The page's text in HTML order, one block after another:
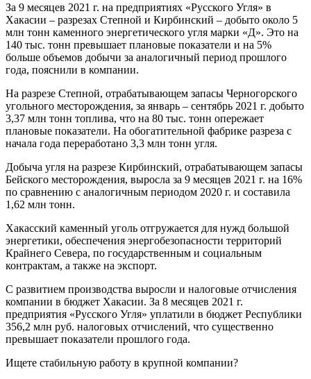
За 9 месяцев 2021 г. на предприятиях «Русского Угля» в
Хакасии – разрезах Степной и Кирбинский – добыто около 5
млн тонн каменного энергетического угля марки «Д». Это на
140 тыс. тонн превышает плановые показатели и на 5%
больше объемов добычи за аналогичный период прошлого
года, пояснили в компании.
На разрезе Степной, отрабатывающем запасы Черногорского
угольного месторождения, за январь – сентябрь 2021 г. добыто
3,37 млн тонн топлива, что на 80 тыс. тонн опережает
плановые показатели. На обогатительной фабрике разреза с
начала года переработано 3,3 млн тонн угля.
Добыча угля на разрезе Кирбинский, отрабатывающем запасы
Бейского месторождения, выросла за 9 месяцев 2021 г. на 16%
по сравнению с аналогичным периодом 2020 г. и составила
1,62 млн тонн.
Хакасский каменный уголь отгружается для нужд большой
энергетики, обеспечения энергобезопасности территорий
Крайнего Севера, по государственным и социальным
контрактам, а также на экспорт.
С развитием производства выросли и налоговые отчисления
компании в бюджет Хакасии. За 8 месяцев 2021 г.
предприятия «Русского Угля» уплатили в бюджет Республики
356,2 млн руб. налоговых отчислений, что существенно
превышает показатели прошлого года.
Ищете стабильную работу в крупной компании?